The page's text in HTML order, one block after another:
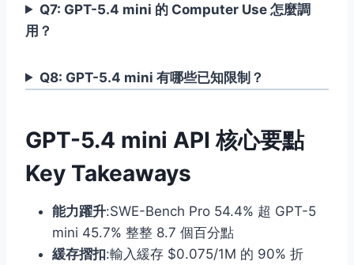
Q7: GPT-5.4 mini 的 Computer Use 怎麼調
用？
Q8: GPT-5.4 mini 有哪些已知限制？
GPT-5.4 mini API 核心要點
Key Takeaways
能力躍升:SWE-Bench Pro 54.4% 超 GPT-5
mini 45.7% 整整 8.7 個百分點
緩存摺扣:輸入緩存 $0.075/1M 的 90% 折